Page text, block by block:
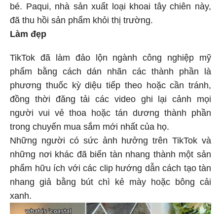
bé. Paqui, nhà sản xuất loại khoai tây chiên này,
đã thu hồi sản phẩm khỏi thị trường.
Làm đẹp
TikTok đã làm đảo lộn ngành công nghiệp mỹ
phẩm bằng cách dán nhãn các thành phần là
phương thuốc kỳ diệu tiếp theo hoặc cần tránh,
đồng thời đăng tải các video ghi lại cảnh mọi
người vui vẻ thoa hoặc tán dương thành phần
trong chuyến mua sắm mới nhất của họ.
Những người có sức ảnh hưởng trên TikTok và
những nơi khác đã biến tàn nhang thành một sản
phẩm hữu ích với các clip hướng dẫn cách tạo tàn
nhang giả bằng bút chì kẻ mày hoặc bông cải
xanh.